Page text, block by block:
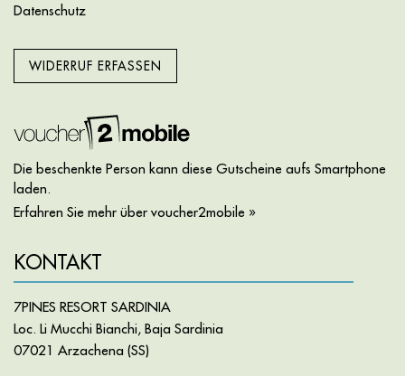
Datenschutz
WIDERRUF ERFASSEN
Die beschenkte Person kann diese Gutscheine aufs Smartphone
laden.
Erfahren Sie mehr über voucher2mobile »
KONTAKT
7PINES RESORT SARDINIA
Loc. Li Mucchi Bianchi, Baja Sardinia
07021 Arzachena (SS)